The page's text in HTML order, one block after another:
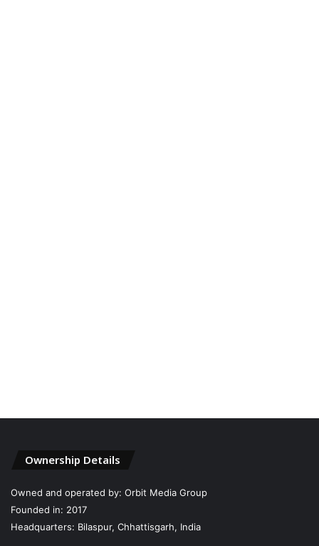
Ownership Details
Owned and operated by: Orbit Media Group
Founded in: 2017
Headquarters: Bilaspur, Chhattisgarh, India